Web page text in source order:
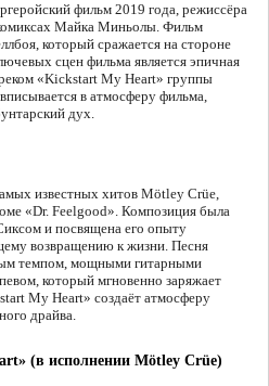
фильм 2019 года, режиссёра
Майка Миньолы. Фильм
который сражается на стороне
сцен фильма является эпичная
«Kickstart My Heart» группы
в атмосферу фильма,
дух.
известных хитов Mötley Crüe,
«Dr. Feelgood». Композиция была
и посвящена его опыту
возвращению к жизни. Песня
темпом, мощными гитарными
который мгновенно заряжает
My Heart» создаёт атмосферу
драйва.
(в исполнении Mötley Crüe)